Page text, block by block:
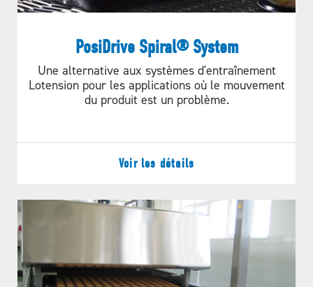
PosiDrive Spiral® System
Une alternative aux systèmes d'entraînement
Lotension pour les applications où le mouvement
du produit est un problème.
Voir les détails